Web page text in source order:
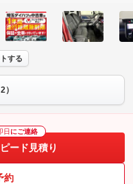
する
日 にご連絡
ード見積り
約